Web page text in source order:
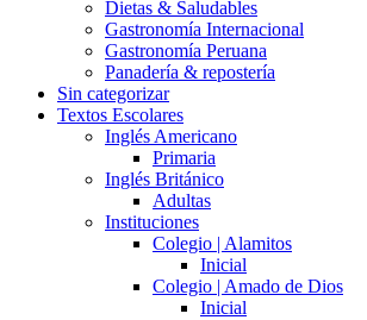
Dietas & Saludables
Gastronomía Internacional
Gastronomía Peruana
Panadería & repostería
Sin categorizar
Textos Escolares
Inglés Americano
Primaria
Inglés Británico
Adultas
Instituciones
Colegio | Alamitos
Inicial
Colegio | Amado de Dios
Inicial